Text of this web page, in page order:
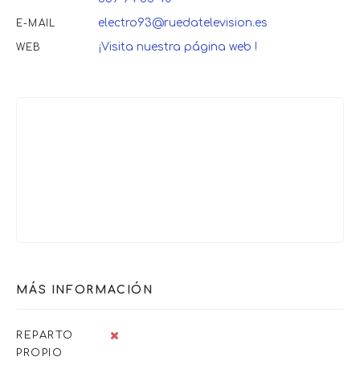
E-MAIL electro93@ruedatelevision.es
WEB ¡Visita nuestra página web !
MÁS INFORMACIÓN
REPARTO
PROPIO